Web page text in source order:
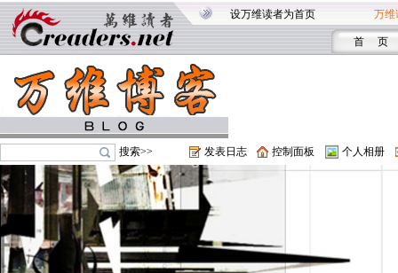
设万维读者为首页 万维
首 页
搜索>> 发表日志 控制面板 个人相册